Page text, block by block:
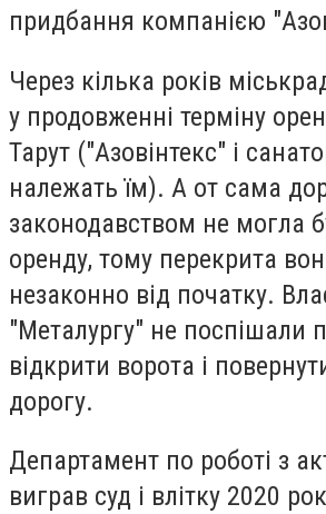
придбання компанією
Через кілька років
у продовженні терміну
Тарут ("Азовінтекс" і
належать їм). А от сама
законодавством не могла
оренду, тому перекрита
незаконно від початку.
"Металургу" не поспішали
відкрити ворота і
дорогу.
Департамент по роботі з
виграв суд і влітку 2020